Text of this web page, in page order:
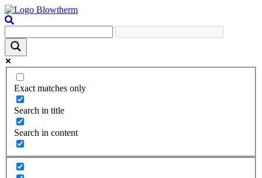
Exact matches only
Search in title
Search in content